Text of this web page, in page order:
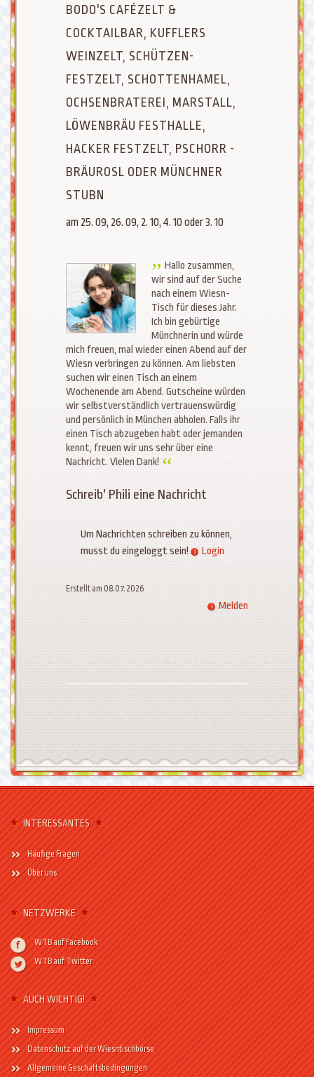
BODO'S CAFÉZELT &
COCKTAILBAR, KUFFLERS
WEINZELT, SCHÜTZEN-
FESTZELT, SCHOTTENHAMEL,
OCHSENBRATEREI, MARSTALL,
LÖWENBRÄU FESTHALLE,
HACKER FESTZELT, PSCHORR -
BRÄUROSL ODER MÜNCHNER
STUBN
am 25. 09, 26. 09, 2. 10, 4. 10 oder 3. 10
Hallo zusammen,
wir sind auf der Suche
nach einem Wiesn-
Tisch für dieses Jahr.
Ich bin gebürtige
Münchnerin und würde
mich freuen, mal wieder einen Abend auf der
Wiesn verbringen zu können. Am liebsten
suchen wir einen Tisch an einem
Wochenende am Abend. Gutscheine würden
wir selbstverständlich vertrauenswürdig
und persönlich in München abholen. Falls ihr
einen Tisch abzugeben habt oder jemanden
kennt, freuen wir uns sehr über eine
Nachricht. Vielen Dank!
Schreib' Phili eine Nachricht
Um Nachrichten schreiben zu können,
musst du eingeloggt sein!
Login
Erstellt am 08.07.2026
Melden
INTERESSANTES
Häufige Fragen
Über uns
NETZWERKE
WTB auf Facebook
WTB auf Twitter
AUCH WICHTIG!
Impressum
Datenschutz auf der Wiesntischbörse
Allgemeine Geschäftsbedingungen